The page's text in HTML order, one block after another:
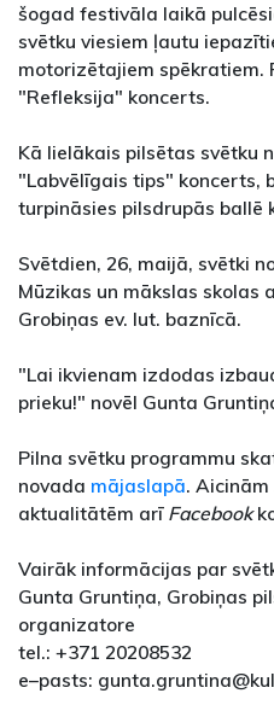
šogad festivāla laikā
svētku viesiem ļautu
motorizētajiem spēkratiem.
"Refleksija" koncerts.
Kā lielākais pilsētas svētku
"Labvēlīgais tips" koncerts,
turpināsies pilsdrupās ballē
Svētdien, 26, maijā, svētki
Mūzikas un mākslas skolas
Grobiņas ev. lut. baznīcā.
"Lai ikvienam izdodas
prieku!" novēl Gunta
Pilna svētku programmu
novada mājaslapā.
aktualitātēm arī Facebook
Vairāk informācijas par
Gunta Gruntiņa, Grobiņas
organizatore
tel.: +371 20208532
e–pasts: